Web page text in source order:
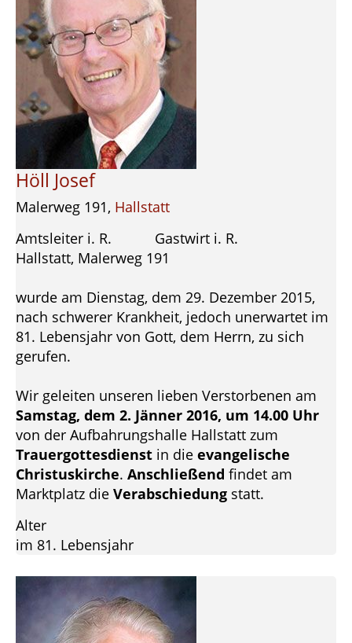
Höll Josef
Malerweg 191, Hallstatt
Amtsleiter i. R. Gastwirt i. R.
Hallstatt, Malerweg 191
wurde am Dienstag, dem 29. Dezember 2015,
nach schwerer Krankheit, jedoch unerwartet im
81. Lebensjahr von Gott, dem Herrn, zu sich
gerufen.
Wir geleiten unseren lieben Verstorbenen am
Samstag, dem 2. Jänner 2016, um 14.00 Uhr
von der Aufbahrungshalle Hallstatt zum
Trauergottesdienst in die evangelische
Christuskirche. Anschließend findet am
Marktplatz die Verabschiedung statt.
Alter
im 81. Lebensjahr